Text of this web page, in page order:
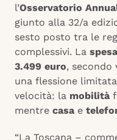
l’Osservatorio
giunto alla 32/a
sesto posto tra le
complessivi. La
3.499 euro, secondo
una flessione limitata
velocità: la mobilità
mentre casa e
“La Toscana –